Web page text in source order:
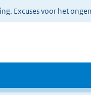
Excuses voor het